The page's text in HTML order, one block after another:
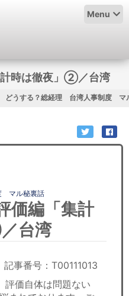
Menu
時は徹夜」②／台湾
どうする？総経理 台湾人事制度 マ
マル秘裏話
価編「集計
台湾
記事番号：T00111013
価自体は問題ない